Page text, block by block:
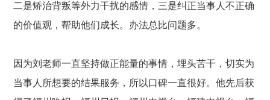
二是矫治背叛等外力干扰的感情，三是纠正当事人不正确
的价值观，帮助他们成长。办法总比问题多。
因为刘老师一直坚持做正能量的事情，埋头苦干，切实为
当事人所想要的结果服务，所以口碑一直很好。他先后获